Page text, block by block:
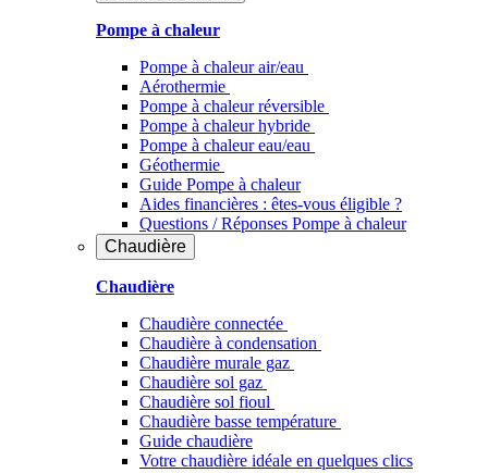
Pompe à chaleur
Pompe à chaleur air/eau
Aérothermie
Pompe à chaleur réversible
Pompe à chaleur hybride
Pompe à chaleur​ eau/eau
Géothermie
Guide Pompe à chaleur
Aides financières : êtes-vous éligible ?
Questions / Réponses Pompe à chaleur
Chaudière
Chaudière
Chaudière connectée
Chaudière à condensation
Chaudière murale gaz
Chaudière sol gaz
Chaudière sol fioul
Chaudière basse température
Guide chaudière
Votre chaudière idéale en quelques clics